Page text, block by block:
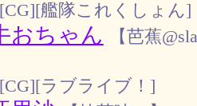
艦隊これくしょん]
おちゃん 【芭蕉
ラブライブ！]